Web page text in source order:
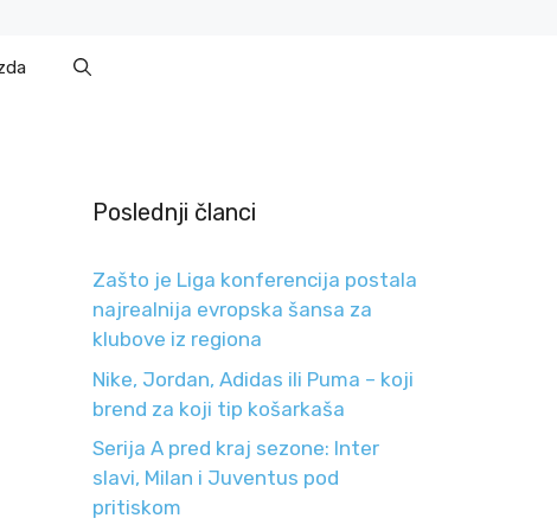
Poslednji članci
Zašto je Liga konferencija postala
najrealnija evropska šansa za
klubove iz regiona
Nike, Jordan, Adidas ili Puma – koji
brend za koji tip košarkaša
Serija A pred kraj sezone: Inter
slavi, Milan i Juventus pod
pritiskom